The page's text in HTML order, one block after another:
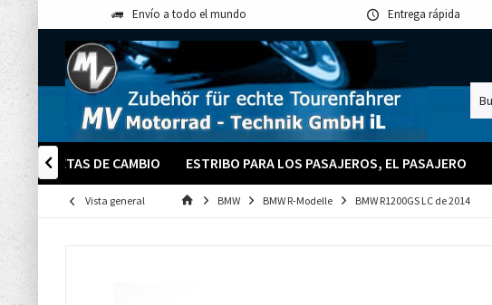
Envío a todo el mundo Entrega rápida
PALETAS DE CAMBIO ESTRIBO PARA LOS PASAJEROS, EL PASAJERO

Vista general BMW BMW R-Modelle BMW R1200GS LC de 2014